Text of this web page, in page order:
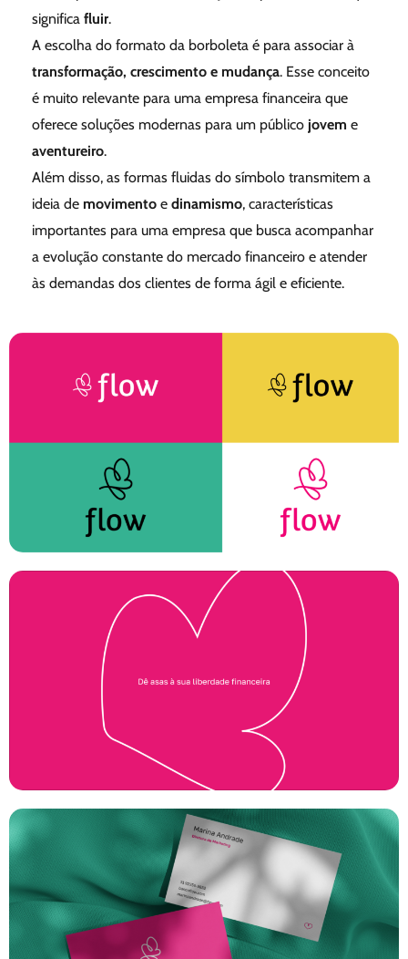
significa fluir.
A escolha do formato da borboleta é para associar à
transformação, crescimento e mudança. Esse conceito
é muito relevante para uma empresa financeira que
oferece soluções modernas para um público jovem e
aventureiro.
Além disso, as formas fluidas do símbolo transmitem a
ideia de movimento e dinamismo, características
importantes para uma empresa que busca acompanhar
a evolução constante do mercado financeiro e atender
às demandas dos clientes de forma ágil e eficiente.